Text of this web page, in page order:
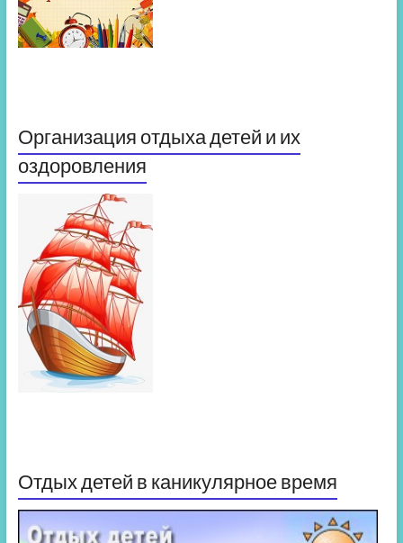
Организация отдыха детей и их
оздоровления
Отдых детей в каникулярное время